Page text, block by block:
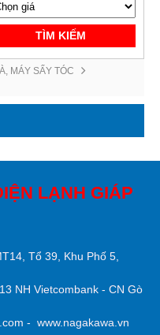
TÌM KIẾM
MÁY SẤY TÓC
LẠNH GIÁP
Tổ 39, Khu Phố 5,
NH Vietcombank - CN Gò
- www.nagakawa.vn